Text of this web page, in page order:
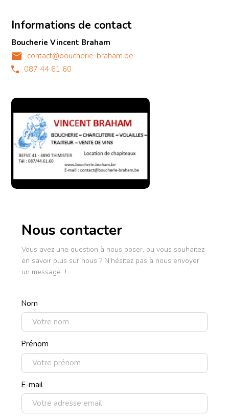
Informations de contact
Boucherie Vincent Braham
contact@boucherie-braham.be
087 44 61 60
Nous contacter
Vous avez une question à nous poser, ou vous souhaitez
en savoir plus sur nous ? N’hésitez pas à nous envoyer
un message !
Nom
Prénom
E-mail